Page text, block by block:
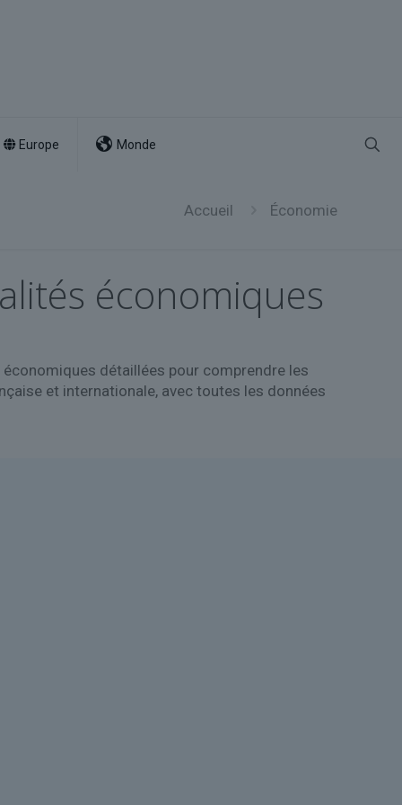
Europe Monde
Accueil Économie
économiques
détaillées pour comprendre les
et internationale, avec toutes les données